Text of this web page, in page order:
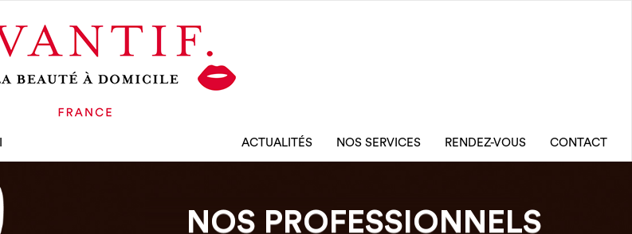
ACTUALITÉS NOS SERVICES RENDEZ-VOUS CONTACT
NOS PROFESSIONNELS